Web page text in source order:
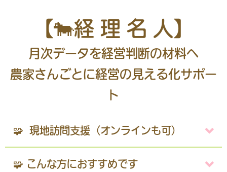
【🐄経 理 名 人】
月次データを経営判断の材料へ
農家さんごとに経営の見える化サポー
ト
🧩 現地訪問支援（オンラインも可）
🧩 こんな方におすすめです